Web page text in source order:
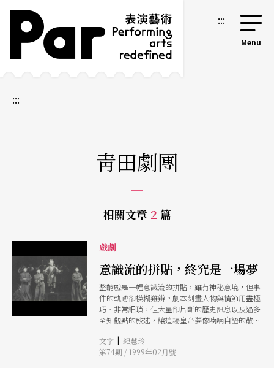
跳到主要內容區塊
網站導覽 :::
:::
靑田劇團
相關文章 2 篇
戲劇
意識流的拼貼，終究是一場夢
整齣戲是一幅意識流的拼貼，雖有神秘意境，但事
件的軌跡卻模糊難辨。劇本刻畫人物與情節用盡極
巧、非常細瑣，但大量卻片斷的歷史訊息以及過多
全知觀點的敍述，讓這場皇帝夢像喃喃自語的散文
文字 | 紀慧玲
第74期 / 1999年02月號